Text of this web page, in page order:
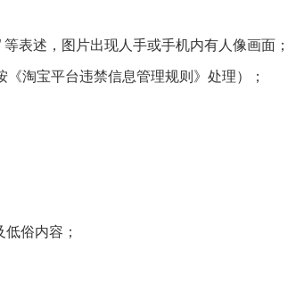
等表述，图片出现人手或手机内有人像画面；
淘宝平台违禁信息管理规则》处理）；
俗内容；